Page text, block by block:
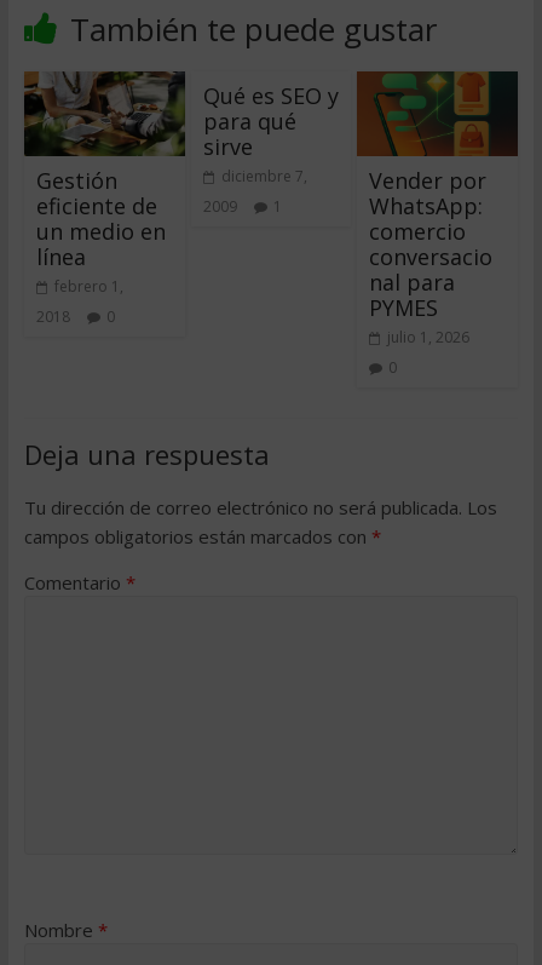
También te puede gustar
Gestión
eficiente de
un medio en
línea
febrero 1,
2018
0
Qué es SEO y
para qué
sirve
diciembre 7,
2009
1
Vender por
WhatsApp:
comercio
conversacio
nal para
PYMES
julio 1, 2026
0
Deja una respuesta
Tu dirección de correo electrónico no será publicada. Los
campos obligatorios están marcados con *
Comentario *
Nombre *